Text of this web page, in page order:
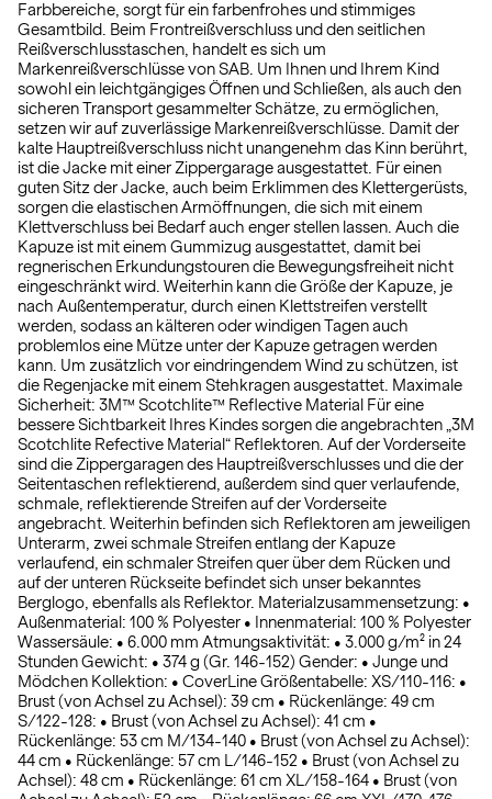
Farbbereiche, sorgt für ein farbenfrohes und stimmiges
Gesamtbild. Beim Frontreißverschluss und den seitlichen
Reißverschlusstaschen, handelt es sich um
Markenreißverschlüsse von SAB. Um Ihnen und Ihrem Kind
sowohl ein leichtgängiges Öffnen und Schließen, als auch den
sicheren Transport gesammelter Schätze, zu ermöglichen,
setzen wir auf zuverlässige Markenreißverschlüsse. Damit der
kalte Hauptreißverschluss nicht unangenehm das Kinn berührt,
ist die Jacke mit einer Zippergarage ausgestattet. Für einen
guten Sitz der Jacke, auch beim Erklimmen des Klettergerüsts,
sorgen die elastischen Armöffnungen, die sich mit einem
Klettverschluss bei Bedarf auch enger stellen lassen. Auch die
Kapuze ist mit einem Gummizug ausgestattet, damit bei
regnerischen Erkundungstouren die Bewegungsfreiheit nicht
eingeschränkt wird. Weiterhin kann die Größe der Kapuze, je
nach Außentemperatur, durch einen Klettstreifen verstellt
werden, sodass an kälteren oder windigen Tagen auch
problemlos eine Mütze unter der Kapuze getragen werden
kann. Um zusätzlich vor eindringendem Wind zu schützen, ist
die Regenjacke mit einem Stehkragen ausgestattet. Maximale
Sicherheit: 3M™ Scotchlite™ Reflective Material Für eine
bessere Sichtbarkeit Ihres Kindes sorgen die angebrachten „3M
Scotchlite Refective Material“ Reflektoren. Auf der Vorderseite
sind die Zippergaragen des Hauptreißverschlusses und die der
Seitentaschen reflektierend, außerdem sind quer verlaufende,
schmale, reflektierende Streifen auf der Vorderseite
angebracht. Weiterhin befinden sich Reflektoren am jeweiligen
Unterarm, zwei schmale Streifen entlang der Kapuze
verlaufend, ein schmaler Streifen quer über dem Rücken und
auf der unteren Rückseite befindet sich unser bekanntes
Berglogo, ebenfalls als Reflektor. Materialzusammensetzung: •
Außenmaterial: 100 % Polyester • Innenmaterial: 100 % Polyester
Wassersäule: • 6.000 mm Atmungsaktivität: • 3.000 g/m² in 24
Stunden Gewicht: • 374 g (Gr. 146-152) Gender: • Junge und
Mödchen Kollektion: • CoverLine Größentabelle: XS/110-116: •
Brust (von Achsel zu Achsel): 39 cm • Rückenlänge: 49 cm
S/122-128: • Brust (von Achsel zu Achsel): 41 cm •
Rückenlänge: 53 cm M/134-140 • Brust (von Achsel zu Achsel):
44 cm • Rückenlänge: 57 cm L/146-152 • Brust (von Achsel zu
Achsel): 48 cm • Rückenlänge: 61 cm XL/158-164 • Brust (von